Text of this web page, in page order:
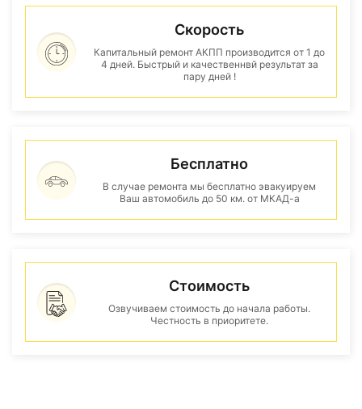
Скорость
Капитальный ремонт АКПП производится от 1 до
4 дней. Быстрый и качественнвй результат за
пару дней !
Бесплатно
В случае ремонта мы бесплатно эвакуируем
Ваш автомобиль до 50 км. от МКАД-а
Стоимость
Озвучиваем стоимость до начала работы.
Честность в приоритете.